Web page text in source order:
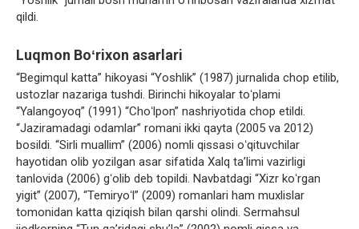
qildi.
Luqmon Boʻrixon asarlari
“Begimqul katta” hikoyasi “Yoshlik” (1987) jurnalida chop etilib,
ustozlar nazariga tushdi. Birinchi hikoyalar toʻplami
“Yalangoyoq” (1991) “Choʻlpon” nashriyotida chop etildi.
“Jaziramadagi odamlar” romani ikki qayta (2005 va 2012)
bosildi. “Sirli muallim” (2006) nomli qissasi oʻqituvchilar
hayotidan olib yozilgan asar sifatida Xalq taʼlimi vazirligi
tanlovida (2006) gʻolib deb topildi. Navbatdagi “Xizr koʻrgan
yigit” (2007), “Temiryoʻl” (2009) romanlari ham muxlislar
tomonidan katta qiziqish bilan qarshi olindi. Sermahsul